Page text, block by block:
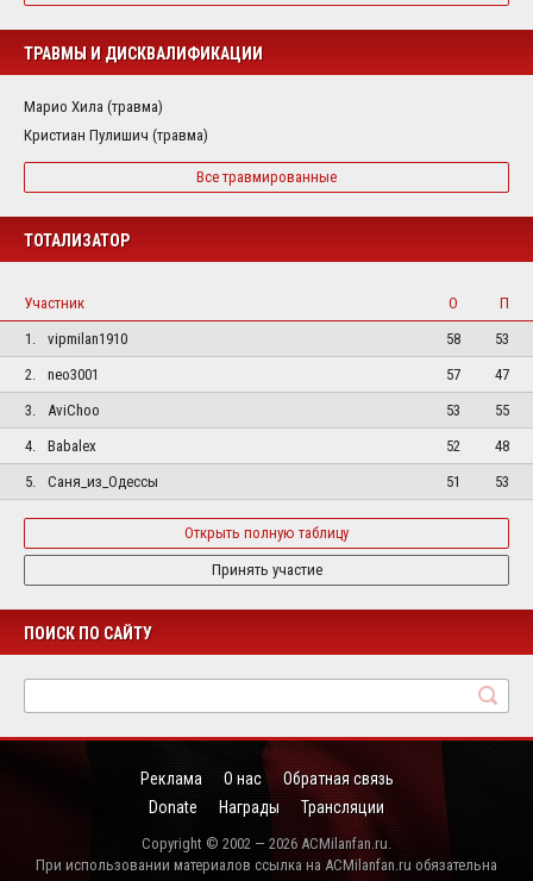
ТРАВМЫ И ДИСКВАЛИФИКАЦИИ
Марио Хила (травма)
Кристиан Пулишич (травма)
Все травмированные
ТОТАЛИЗАТОР
Участник О
П
1.
vipmilan1910 58
53
2.
neo3001 57
47
3.
AviChoo 53
55
4.
Babalex 52
48
5.
Саня_из_Одессы 51 53
Открыть полную таблицу
Принять участие
ПОИСК ПО САЙТУ
Реклама О нас
Обратная связь
Donate
Награды Трансляции
Copyright © 2002 — 2026 ACMilanfan.ru.
При использовании материалов ссылка на ACMilanfan.ru обязательна